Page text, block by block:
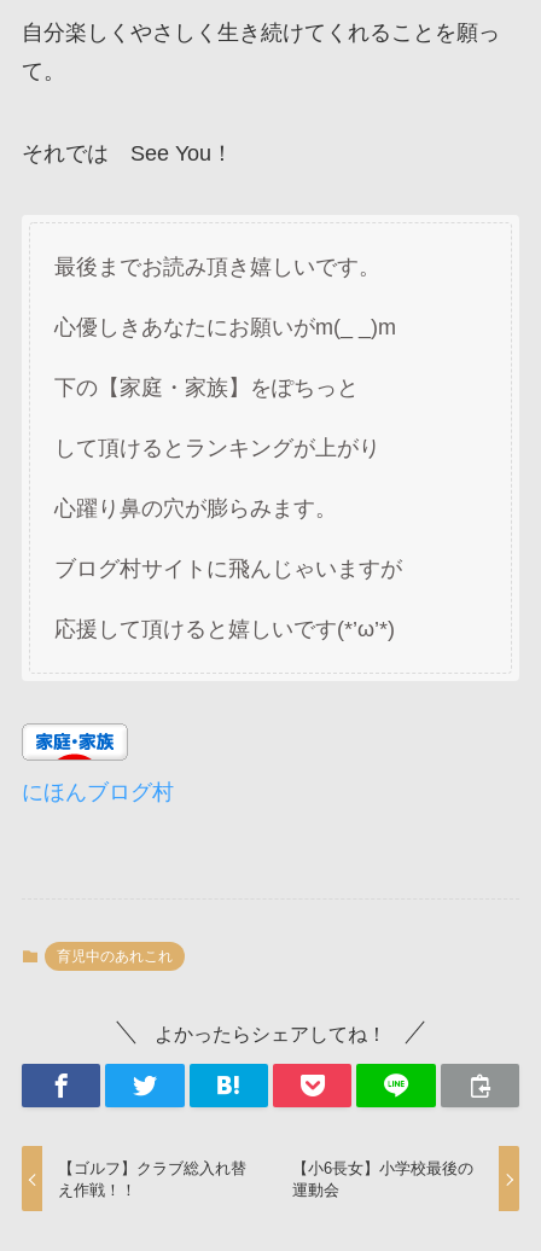
自分楽しくやさしく生き続けてくれることを願っ
て。
それでは See You！
最後までお読み頂き嬉しいです。
心優しきあなたにお願いがm(_ _)m
下の【家庭・家族】をぽちっと
して頂けるとランキングが上がり
心躍り鼻の穴が膨らみます。
ブログ村サイトに飛んじゃいますが
応援して頂けると嬉しいです(*’ω’*)
にほんブログ村
育児中のあれこれ
よかったらシェアしてね！
【ゴルフ】クラブ総入れ替
え作戦！！
【小6長女】小学校最後の
運動会